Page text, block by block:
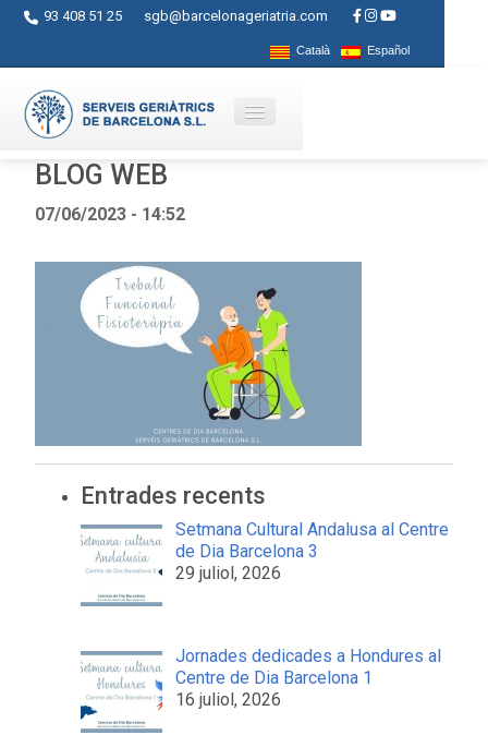
93 408 51 25 sgb@barcelonageriatria.com
Català Español
Activitats
Centres
BLOG WEB
07/06/2023 - 14:52
Entrades recents
Setmana Cultural Andalusa al Centre
de Dia Barcelona 3
29 juliol, 2026
Jornades dedicades a Hondures al
Centre de Dia Barcelona 1
16 juliol, 2026